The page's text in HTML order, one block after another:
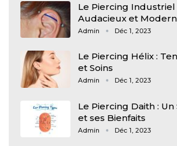
Le Piercing Industriel
Audacieux et
Admin Déc 1, 2023
Le Piercing Hélix :
et Soins
Admin Déc 1, 2023
Le Piercing Daith :
et ses Bienfaits
Admin Déc 1, 2023